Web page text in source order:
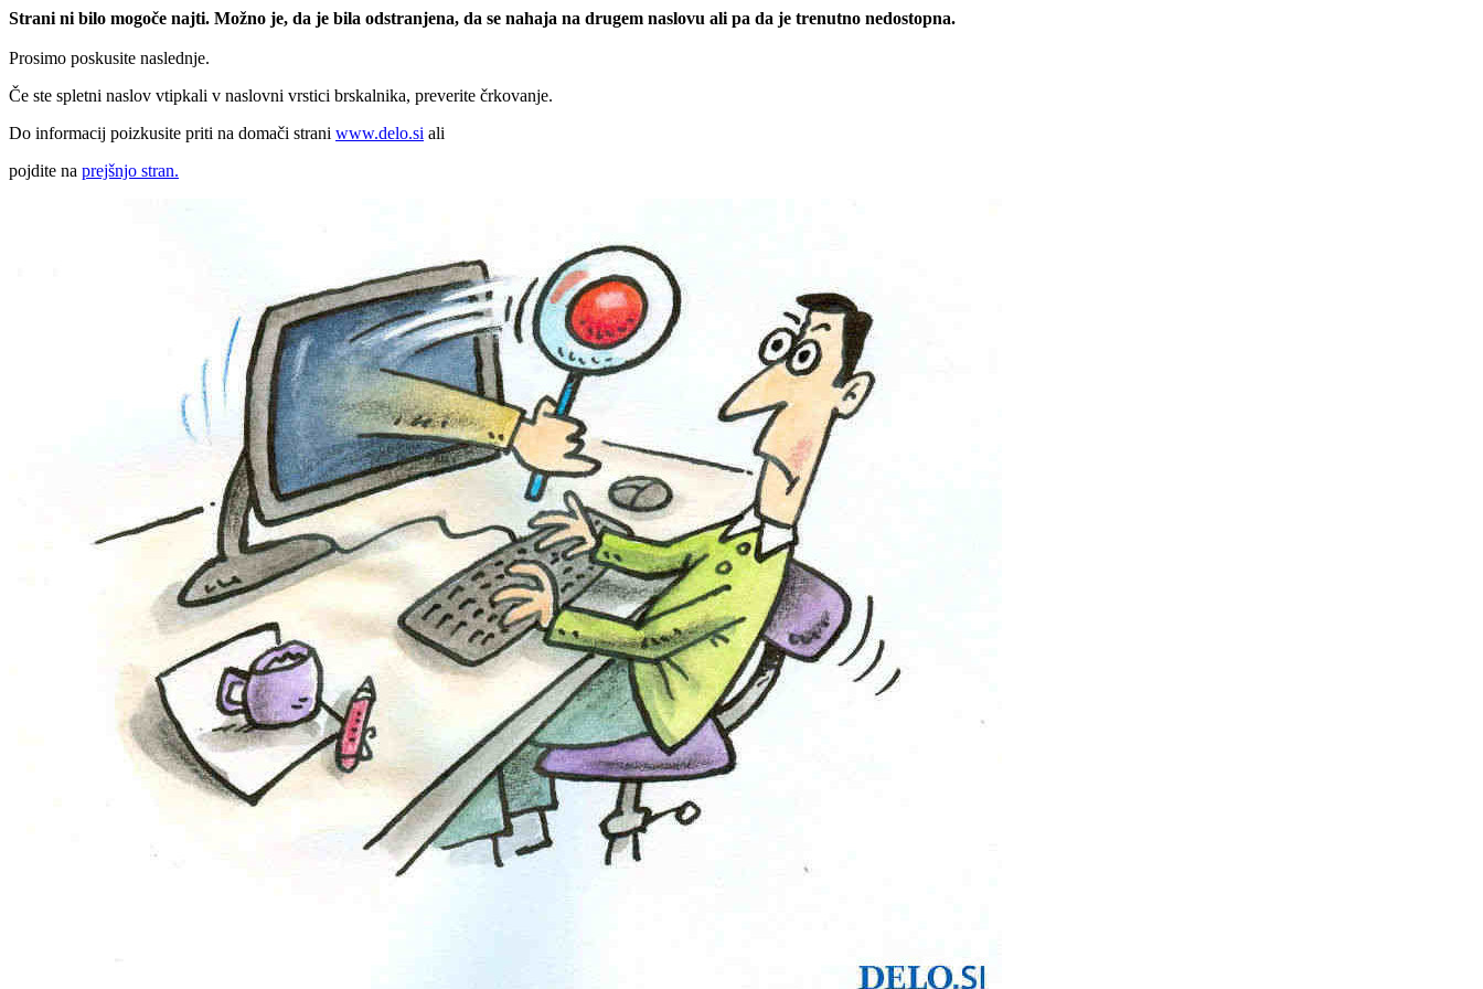
Strani ni bilo mogoče najti. Možno je, da je bila odstranjena, da se nahaja na drugem naslovu ali pa da je trenutno nedostopna.
Prosimo poskusite naslednje.
Če ste spletni naslov vtipkali v naslovni vrstici brskalnika, preverite črkovanje.
Do informacij poizkusite priti na domači strani www.delo.si ali
pojdite na prejšnjo stran.